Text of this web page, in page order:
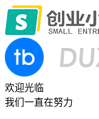
欢迎光临
我们一直在努力